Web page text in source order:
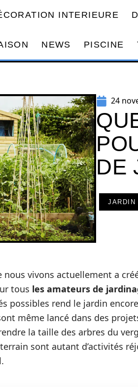
INTERIEURE
NEWS PISCINE
24
DE
JARDIN
vivons actuellement a
tous les amateurs de
possibles rend le jardin
même lancé dans des
la taille des arbres du
sont autant d’activités